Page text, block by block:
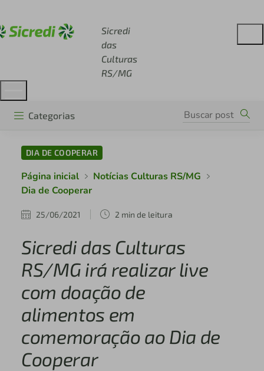
Sicredi
das
Culturas
RS/MG
Categorias
DIA DE COOPERAR
Página inicial
Notícias Culturas RS/MG
Dia de Cooperar
25/06/2021 2 min de leitura
Sicredi das Culturas
RS/MG irá realizar live
com doação de
alimentos em
comemoração ao Dia de
Cooperar